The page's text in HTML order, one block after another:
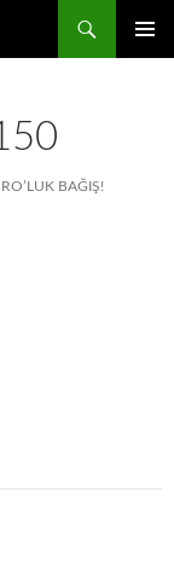
BAĞIŞ!